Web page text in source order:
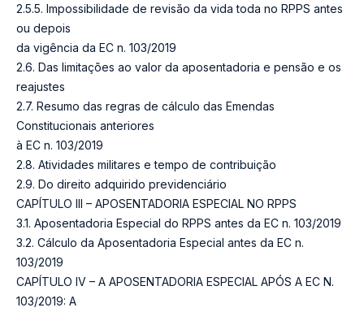
2.5.5. Impossibilidade de revisão da vida toda no RPPS antes
ou depois
da vigência da EC n. 103/2019
2.6. Das limitações ao valor da aposentadoria e pensão e os
reajustes
2.7. Resumo das regras de cálculo das Emendas
Constitucionais anteriores
à EC n. 103/2019
2.8. Atividades militares e tempo de contribuição
2.9. Do direito adquirido previdenciário
CAPÍTULO III – APOSENTADORIA ESPECIAL NO RPPS
3.1. Aposentadoria Especial do RPPS antes da EC n. 103/2019
3.2. Cálculo da Aposentadoria Especial antes da EC n.
103/2019
CAPÍTULO IV – A APOSENTADORIA ESPECIAL APÓS A EC N.
103/2019: A